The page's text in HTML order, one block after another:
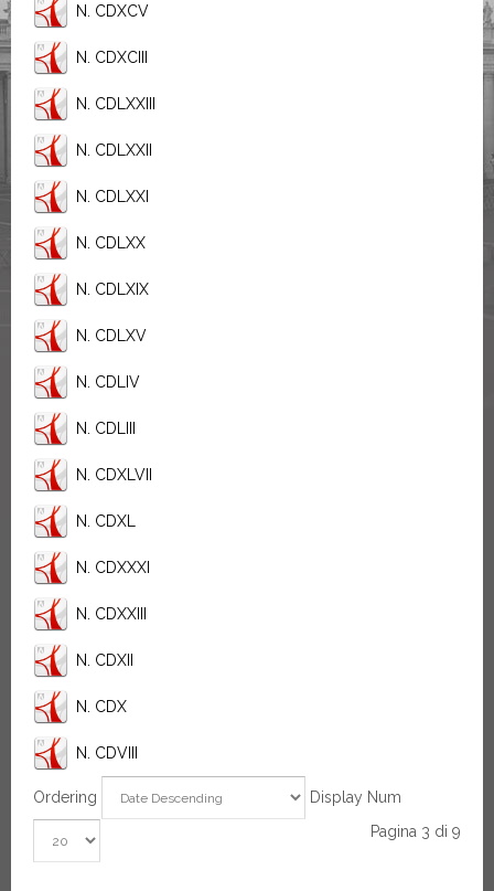
N. CDXCV
N. CDXCIII
N. CDLXXIII
N. CDLXXII
N. CDLXXI
N. CDLXX
N. CDLXIX
N. CDLXV
N. CDLIV
N. CDLIII
N. CDXLVII
N. CDXL
N. CDXXXI
N. CDXXIII
N. CDXII
N. CDX
N. CDVIII
Ordering
Display Num
Pagina 3 di 9